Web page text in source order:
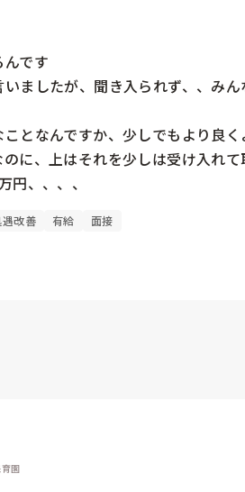
です
ましたが、聞き入られず、、み
となんですか、少しでもより良
に、上はそれを少しは受け入れ
円、、、、
遇改善 有給 面接
園